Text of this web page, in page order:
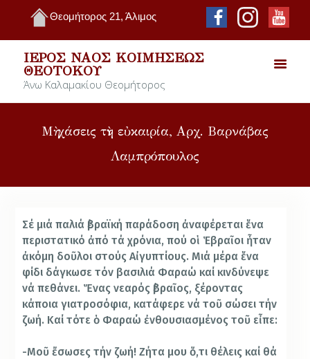
Θεομήτορος 21, Άλιμος
ΙΕΡΌΣ ΝΑΌΣ ΚΟΙΜΉΣΕΩΣ
ΘΕΟΤΌΚΟΥ
Άνω Καλαμακίου Θεομήτορος
Μὴ χάσεις τὴν εὐκαιρία, Αρχ. Βαρνάβας
Λαμπρόπουλος
Σέ μιά παλιά ἑβραϊκή παράδοση ἀναφέρεται ἕνα
περιστατικό ἀπό τά χρόνια, πού οἱ Ἑβραῖοι ἦταν
ἀκόμη δοῦλοι στούς Αἰγυπτίους. Μιά μέρα ἕνα
φίδι δάγκωσε τόν βασιλιά Φαραώ καί κινδύνεψε
νά πεθάνει. Ἕνας νεαρός ἑβραῖος, ξέροντας
κάποια γιατροσόφια, κατάφερε νά τοῦ σώσει τήν
ζωή. Καί τότε ὁ Φαραώ ἐνθουσιασμένος τοῦ εἶπε:
-Μοῦ ἔσωσες τήν ζωή! Ζήτα μου ὅ,τι θέλεις καί θά